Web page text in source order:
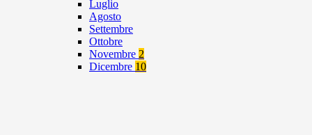
Luglio
Agosto
Settembre
Ottobre
Novembre 2
Dicembre 10